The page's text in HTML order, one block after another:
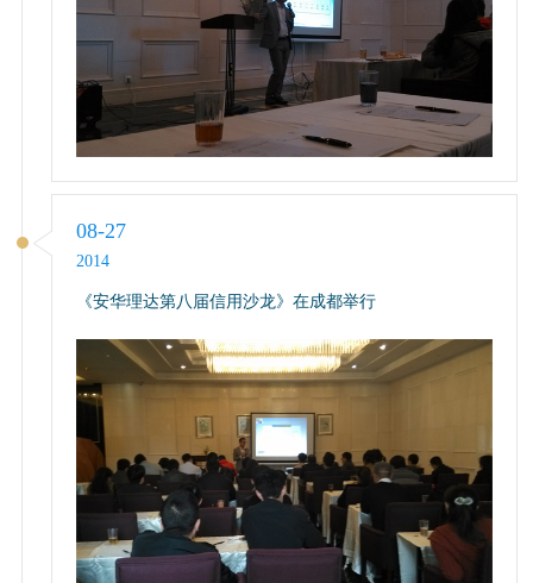
08-27
2014
《安华理达第八届信用沙龙》在成都举行